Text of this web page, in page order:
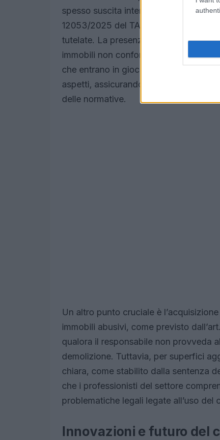
spesso suscita interrogativi. Le
12053/2025 del TAR Lazio, pongono
tutelate. La presenza di vincoli
immobili non conformi, a tutela
che entrano in gioco le autorità locali,
aspetti, assicurando che il
delle normative.
Un altro punto cruciale è
immobili abusivi, come previsto
qualora il responsabile non provveda
demolizione. Tuttavia, per superfici
chiara, come stabilito dalla sentenza
che i professionisti del settore
problematiche legali legate all’uso del
Innovazioni e futuro del